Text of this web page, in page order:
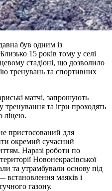
був одним із
15 років тому у селі
стадіоні, що дозволило
тренувань та спортивних
матчі, запрошують
тренування та ігри проходять
ліцею.
пристосований для
окремий сучасний
Наразі роботи по
Новонекрасівської
та утрамбували основу під
маяків і
газону.